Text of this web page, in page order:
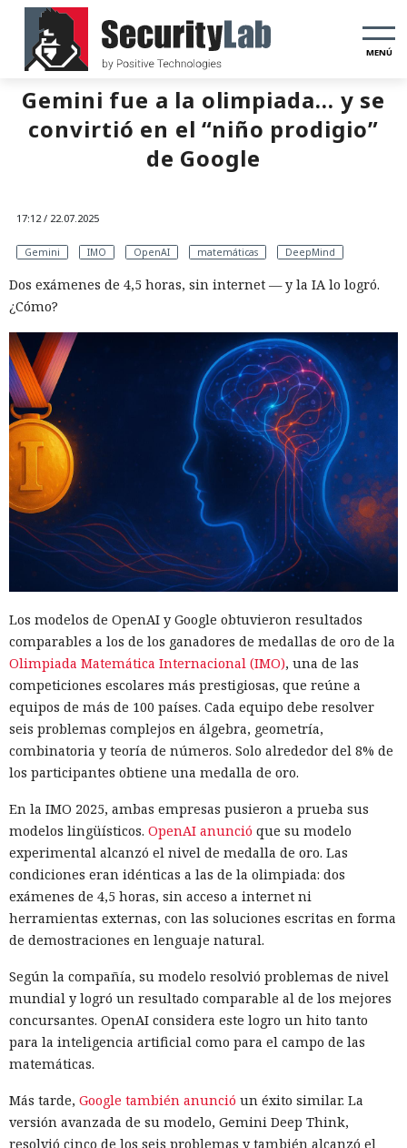
MENÚ
Gemini fue a la olimpiada… y se
convirtió en el “niño prodigio”
de Google
17:12 / 22.07.2025
Gemini IMO OpenAI matemáticas DeepMind
Dos exámenes de 4,5 horas, sin internet — y la IA lo logró.
¿Cómo?
Los modelos de OpenAI y Google obtuvieron resultados
comparables a los de los ganadores de medallas de oro de la
Olimpiada Matemática Internacional (IMO), una de las
competiciones escolares más prestigiosas, que reúne a
equipos de más de 100 países. Cada equipo debe resolver
seis problemas complejos en álgebra, geometría,
combinatoria y teoría de números. Solo alrededor del 8% de
los participantes obtiene una medalla de oro.
En la IMO 2025, ambas empresas pusieron a prueba sus
modelos lingüísticos. OpenAI anunció que su modelo
experimental alcanzó el nivel de medalla de oro. Las
condiciones eran idénticas a las de la olimpiada: dos
exámenes de 4,5 horas, sin acceso a internet ni
herramientas externas, con las soluciones escritas en forma
de demostraciones en lenguaje natural.
Según la compañía, su modelo resolvió problemas de nivel
mundial y logró un resultado comparable al de los mejores
concursantes. OpenAI considera este logro un hito tanto
para la inteligencia artificial como para el campo de las
matemáticas.
Más tarde, Google también anunció un éxito similar. La
versión avanzada de su modelo, Gemini Deep Think,
resolvió cinco de los seis problemas y también alcanzó el